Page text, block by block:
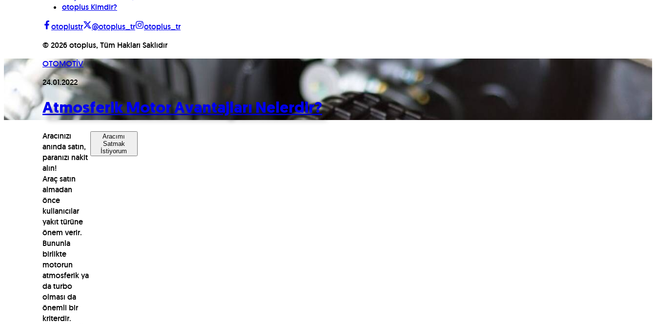
otoplus Kimdir?
otoplustr
@otoplus_tr
otoplus_tr
© 2026 otoplus, Tüm Hakları Saklıdır
OTOMOTİV
24.01.2022
Atmosferik Motor Avantajları Nelerdir?
Aracınızı
anında satın,
paranızı nakit
alın!
Aracımı
Satmak
İstiyorum
Araç satın
almadan
önce
kullanıcılar
yakıt türüne
önem verir.
Bununla
birlikte
motorun
atmosferik ya
da turbo
olması da
önemli bir
kriterdir.